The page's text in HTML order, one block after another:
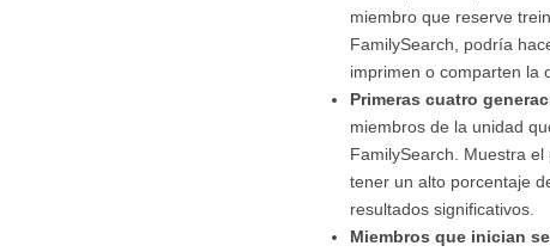
miembro que reserve
FamilySearch, podría
imprimen o comparten la
Primeras cuatro
miembros de la unidad
FamilySearch. Muestra
tener un alto porcentaje
resultados significativos.
Miembros que inician